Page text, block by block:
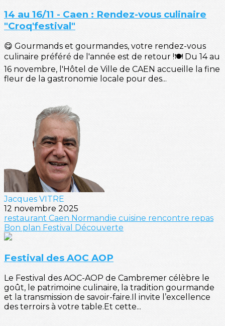
14 au 16/11 - Caen : Rendez-vous culinaire
"Croq'festival"
😋 Gourmands et gourmandes, votre rendez-vous
culinaire préféré de l'année est de retour !🍽️ Du 14 au
16 novembre, l'Hôtel de Ville de CAEN accueille la fine
fleur de la gastronomie locale pour des...
Jacques VITRE
12 novembre 2025
restaurant Caen Normandie cuisine rencontre repas
Bon plan Festival Découverte
Festival des AOC AOP
Le Festival des AOC-AOP de Cambremer célèbre le
goût, le patrimoine culinaire, la tradition gourmande
et la transmission de savoir-faire.Il invite l’excellence
des terroirs à votre table.Et cette...